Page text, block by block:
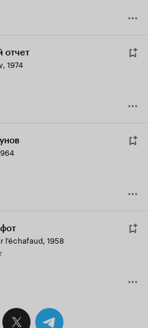
отчет
, 1974
l'échafaud, 1958